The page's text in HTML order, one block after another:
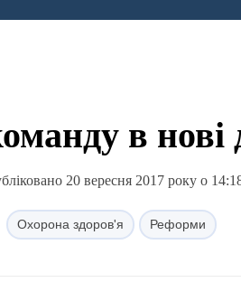
в нові
20 вересня 2017 року о
Охорона здоров'я Реформи